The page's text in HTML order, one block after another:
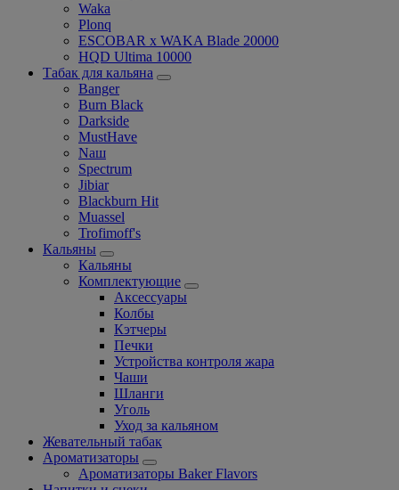
Waka
Plonq
ESCOBAR x WAKA Blade 20000
HQD Ultima 10000
Табак для кальяна
Banger
Burn Black
Darkside
MustHave
Nаш
Spectrum
Jibiar
Blackburn Hit
Muassel
Trofimoff's
Кальяны
Кальяны
Комплектующие
Аксессуары
Колбы
Кэтчеры
Печки
Устройства контроля жара
Чаши
Шланги
Уголь
Уход за кальяном
Жевательный табак
Ароматизаторы
Ароматизаторы Baker Flavors